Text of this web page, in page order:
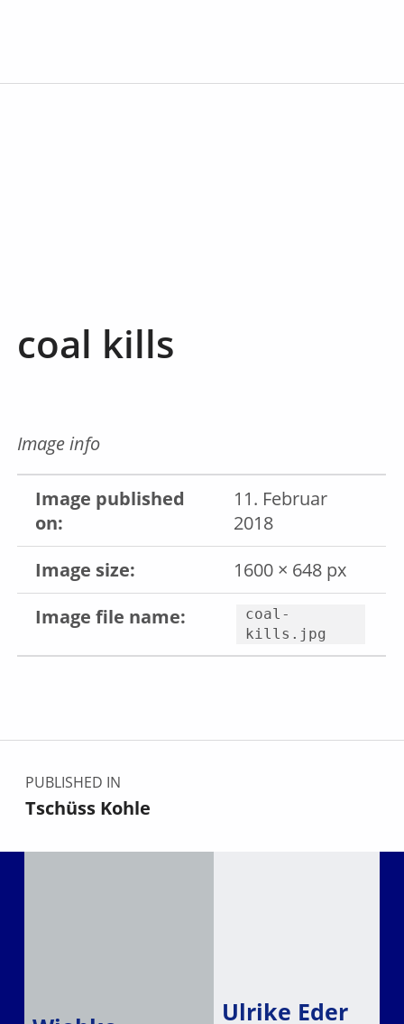
coal kills
Image info
Image published
on:
11. Februar
2018
Image size:
1600 × 648 px
Image file name:
coal-
kills.jpg
Beitragsnavigation
PUBLISHED IN
Tschüss Kohle
Ulrike Eder